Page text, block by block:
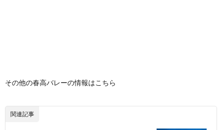
その他の春高バレーの情報はこちら
関連記事